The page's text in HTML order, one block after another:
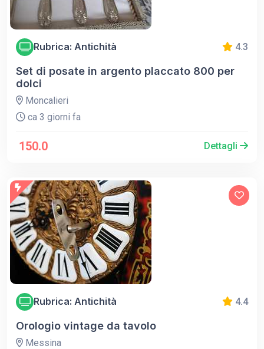
Rubrica: Antichità 4.3
Set di posate in argento placcato 800 per
dolci
Moncalieri
ca 3 giorni fa
150.0 Dettagli
Rubrica: Antichità 4.4
Orologio vintage da tavolo
Messina